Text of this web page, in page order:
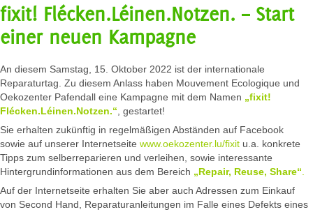
fixit! Flécken.Léinen.Notzen. – Start
einer neuen Kampagne
An diesem Samstag, 15. Oktober 2022 ist der internationale
Reparaturtag. Zu diesem Anlass haben Mouvement Ecologique und
Oekozenter Pafendall eine Kampagne mit dem Namen „fixit!
Flécken.Léinen.Notzen.“, gestartet!
Sie erhalten zukünftig in regelmäßigen Abständen auf Facebook
sowie auf unserer Internetseite www.oekozenter.lu/fixit u.a. konkrete
Tipps zum selberreparieren und verleihen, sowie interessante
Hintergrundinformationen aus dem Bereich „Repair, Reuse, Share“.
Auf der Internetseite erhalten Sie aber auch Adressen zum Einkauf
von Second Hand, Reparaturanleitungen im Falle eines Defekts eines